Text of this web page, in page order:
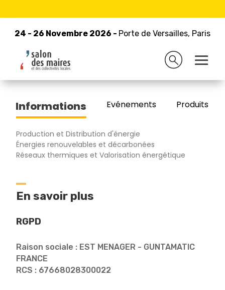
24 - 26 Novembre 2026 - Porte de Versailles, Paris
24 - 26 Novembre 2026 - Porte de Versailles, Paris
Retour à la liste des exposants
GUNTAMATIC
Informations Evénements Produits/
Production et Distribution d'énergie
Énergies renouvelables et décarbonées
Réseaux thermiques et Valorisation énergétique
En savoir plus
RGPD
Raison sociale : EST MENAGER - GUNTAMATIC
FRANCE
RCS : 67668028300022